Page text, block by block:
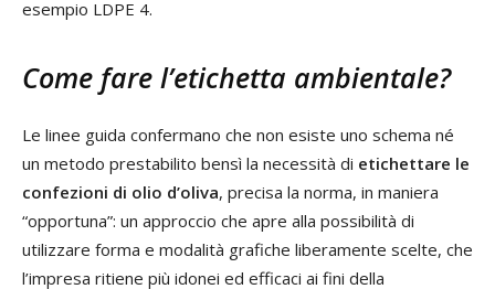
esempio LDPE 4.
Come fare l’etichetta ambientale?
Le linee guida confermano che non esiste uno schema né
un metodo prestabilito bensì la necessità di etichettare le
confezioni di olio d’oliva, precisa la norma, in maniera
“opportuna”: un approccio che apre alla possibilità di
utilizzare forma e modalità grafiche liberamente scelte, che
l’impresa ritiene più idonei ed efficaci ai fini della